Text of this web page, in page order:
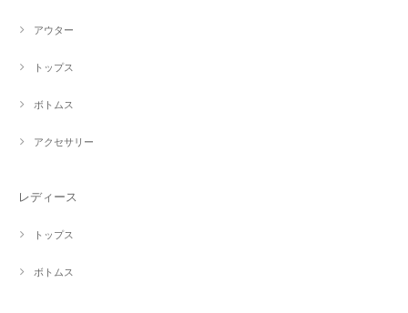
アウター
トップス
ボトムス
アクセサリー
レディース
トップス
ボトムス